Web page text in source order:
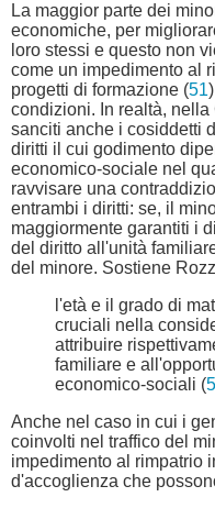
La maggior parte dei
economiche, per
loro stessi e questo non
come un impedimento al
progetti di formazione (51
condizioni. In realtà,
sanciti anche i cosiddetti
diritti il cui godimento
economico-sociale nel
ravvisare una
entrambi i diritti: se, il
maggiormente garantiti i
del diritto all'unità
del minore. Sostiene
l'età e il grado di
cruciali nella
attribuire
familiare e
economico-sociali (
Anche nel caso in cui i
coinvolti nel traffico del
impedimento al rimpatrio
d'accoglienza che